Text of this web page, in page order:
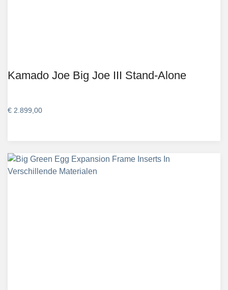
Kamado Joe Big Joe III Stand-Alone
€ 2.899,00